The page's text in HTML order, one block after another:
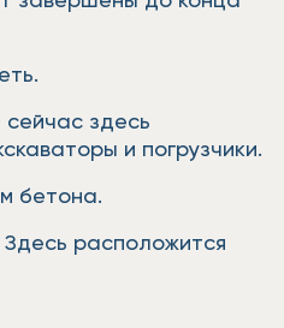
здесь
и погрузчики.
бетона.
расположится